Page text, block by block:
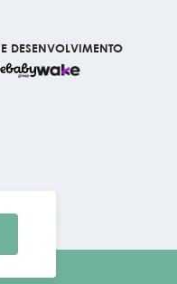
DESENVOLVIMENTO